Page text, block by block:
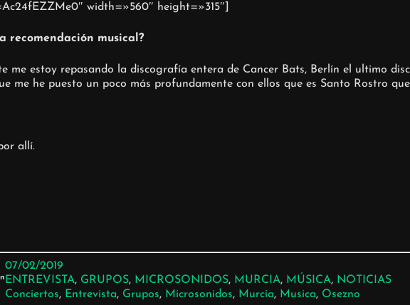
width=»560″ height=»315″]
recomendación musical?
me estoy repasando la discografía entera de Cancer Bats, Berlín el ultimo
me he puesto un poco más profundamente con ellos que es Santo Rostro
allí.
07/02/2019
ENTREVISTA, GRUPOS, MICROSONIDOS, MURCIA, MÚSICA, NOTICIAS
Conciertos, Entrevista, Grupos, Microsonidos, Murcia, Musica, Osezno